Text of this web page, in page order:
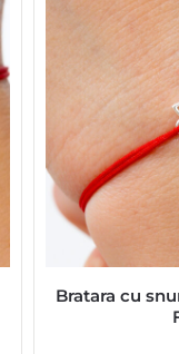
Bratara cu